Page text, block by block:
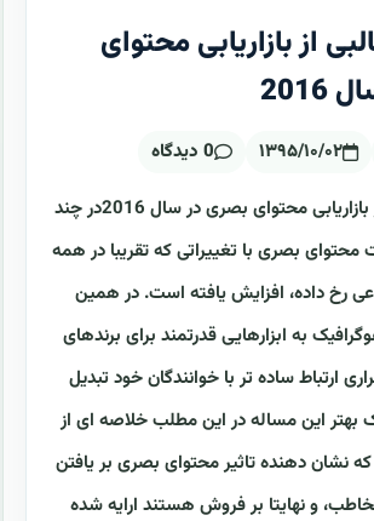
از بازاریابی محتوای
۱۳۹۵/۱۰/۰۲ 0 دیدگاه
آمارهای جالبی از بازاریابی محتوای بصری در سال 2016در چند
بصری با تغییراتی که تقریبا در همه
رخ داده، افزایش یافته است. در همین
به ابزارهایی قدرتمند برای برندهای
ارتباط ساده تر با خوانندگان خود تبدیل
بهتر این مساله در این مطلب خلاصه ای از
که نشان دهنده تاثیر محتوای بصری بر یافتن
و نهایتا بر فروش هستند ارایه شده